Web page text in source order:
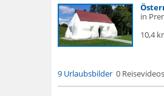
in
10,4
9 Urlaubsbilder 0 Reisevideos